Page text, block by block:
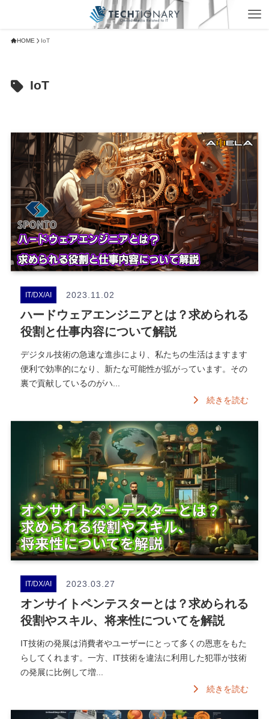
HOME IoT
IoT
IT/DX/AI 2023.11.02
ハードウェアエンジニアとは？求められる
役割と仕事内容について解説
デジタル技術の急速な進歩により、私たちの生活はますます
便利で効率的になり、新たな可能性が拡がっています。その
裏で貢献しているのがハ...
続きを読む
IT/DX/AI 2023.03.27
オンサイトペンテスターとは？求められる
役割やスキル、将来性についてを解説
IT技術の発展は消費者やユーザーにとって多くの恩恵をもた
らしてくれます。一方、IT技術を違法に利用した犯罪が技術
の発展に比例して増...
続きを読む